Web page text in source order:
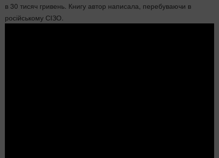
в 30 тисяч гривень. Книгу автор написала, перебуваючи в
російському СІЗО.